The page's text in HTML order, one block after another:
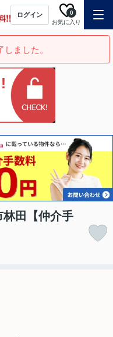
ログイン
お気に入り
0
ました。
田【仲介手